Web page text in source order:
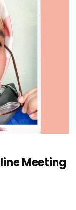
Meeting